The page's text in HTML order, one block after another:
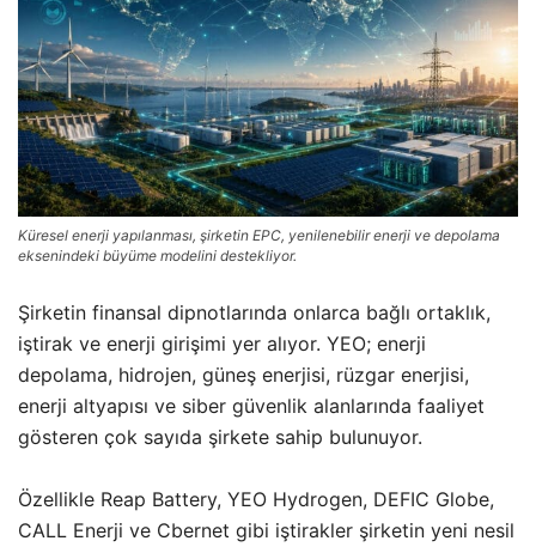
Küresel enerji yapılanması, şirketin EPC, yenilenebilir enerji ve depolama
eksenindeki büyüme modelini destekliyor.
Şirketin finansal dipnotlarında onlarca bağlı ortaklık,
iştirak ve enerji girişimi yer alıyor. YEO; enerji
depolama, hidrojen, güneş enerjisi, rüzgar enerjisi,
enerji altyapısı ve siber güvenlik alanlarında faaliyet
gösteren çok sayıda şirkete sahip bulunuyor.
Özellikle Reap Battery, YEO Hydrogen, DEFIC Globe,
CALL Enerji ve Cbernet gibi iştirakler şirketin yeni nesil